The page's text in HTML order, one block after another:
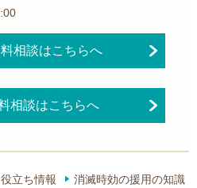
相談はこちらへ
相談はこちらへ
立ち情報 消滅時効の援用の知識